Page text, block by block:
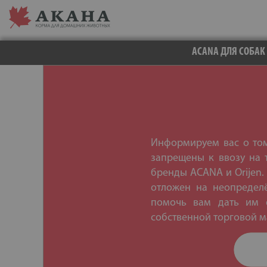
ACANA ДЛЯ СОБАК
Информируем вас о
запрещены к ввозу на
бренды ACANA и
отложен на
помочь вам дать им
собственной торговой